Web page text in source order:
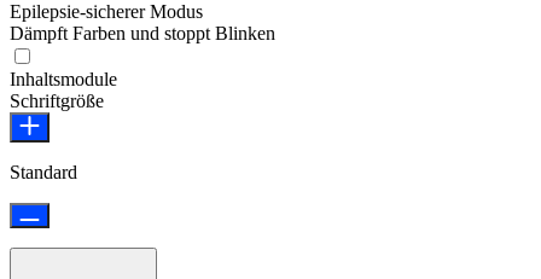
Epilepsie-sicherer Modus
Dämpft Farben und stoppt Blinken
Inhaltsmodule
Schriftgröße
Standard